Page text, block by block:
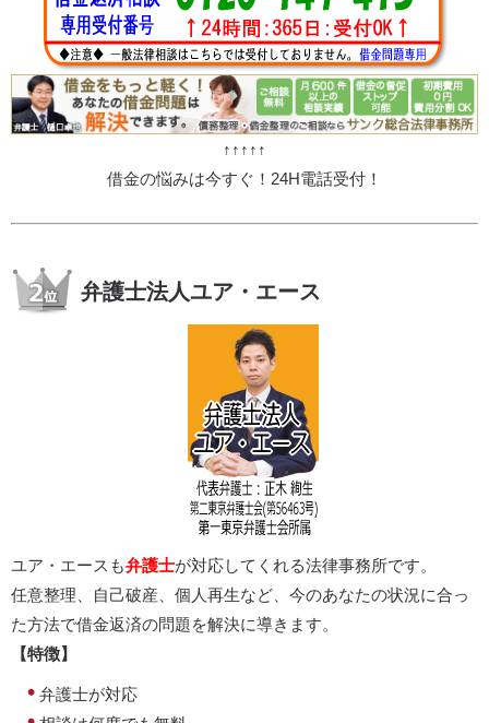
↑↑↑↑↑
借金の悩みは今すぐ！24H電話受付！
弁護士法人ユア・エース
ユア・エースも弁護士が対応してくれる法律事務所です。
任意整理、自己破産、個人再生など、今のあなたの状況に合っ
た方法で借金返済の問題を解決に導きます。
【特徴】
弁護士が対応